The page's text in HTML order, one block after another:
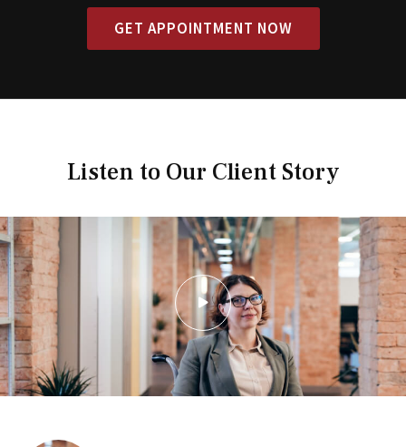
GET APPOINTMENT NOW
Listen to Our Client Story